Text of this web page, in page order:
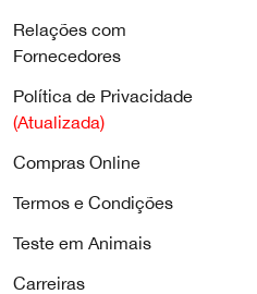
Relações com
Fornecedores
Política de Privacidade
(Atualizada)
Compras Online
Termos e Condições
Teste em Animais
Carreiras